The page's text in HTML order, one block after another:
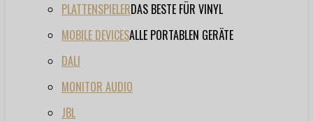
PLATTENSPIELERDAS BESTE FÜR VINYL
MOBILE DEVICESALLE PORTABLEN GERÄTE
DALI
MONITOR AUDIO
JBL